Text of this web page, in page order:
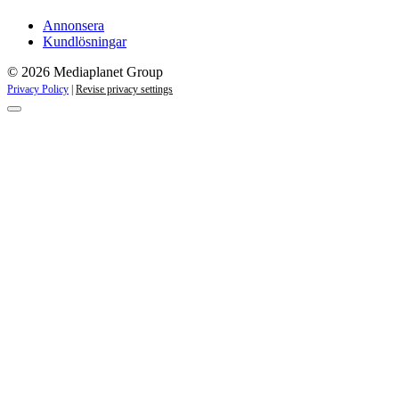
Annonsera
Kundlösningar
© 2026 Mediaplanet Group
Privacy Policy Revise privacy settings